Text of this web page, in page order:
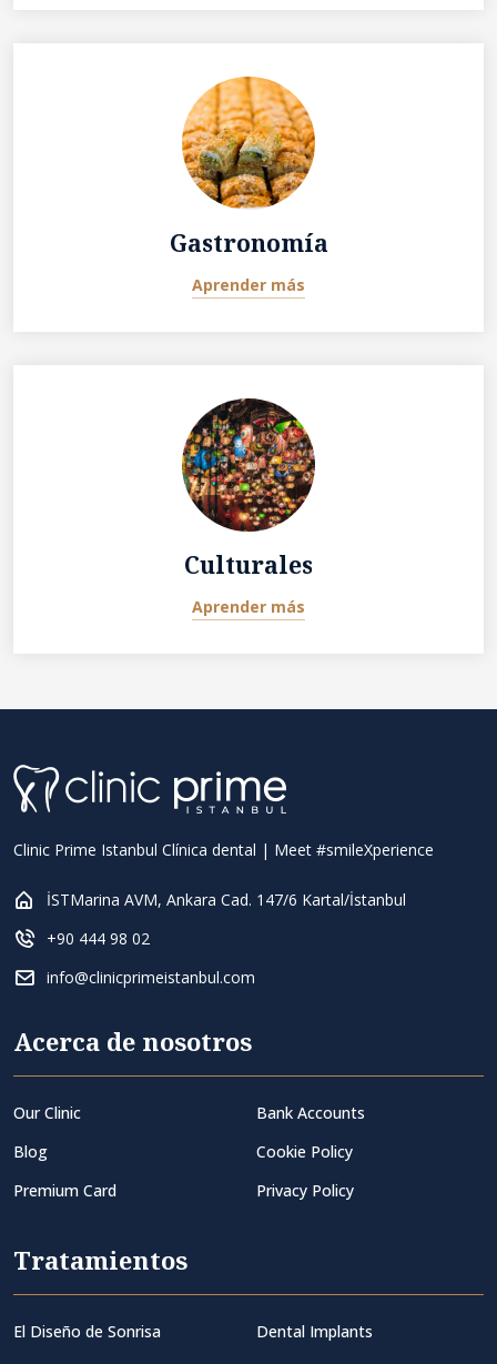
Gastronomía
Aprender más
Culturales
Aprender más
Clinic Prime Istanbul Clínica dental | Meet #smileXperience
İSTMarina AVM, Ankara Cad. 147/6 Kartal/İstanbul
+90 444 98 02
info@clinicprimeistanbul.com
Acerca de nosotros
Our Clinic
Blog
Premium Card
Bank Accounts
Cookie Policy
Privacy Policy
Tratamientos
El Diseño de Sonrisa
Dental Implants